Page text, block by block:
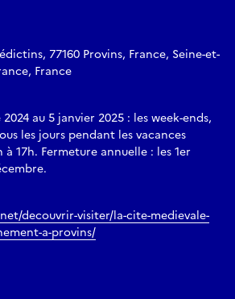
77160 Provins, France, Seine-et-
France
au 5 janvier 2025 : les week-ends,
les jours pendant les vacances
à 17h. Fermeture annuelle : les 1er
decouvrir-visiter/la-cite-medievale-
a-provins/